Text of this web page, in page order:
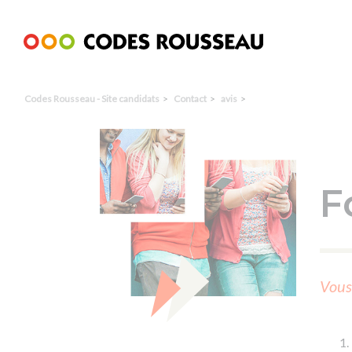
Codes Rousseau - Site candidats Contact avis